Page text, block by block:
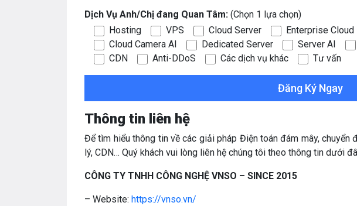
Dịch Vụ Anh/Chị đang Quan Tâm: (Chọn 1 lựa chọn)
Hosting
VPS Cloud Server Enterprise Cloud
Cloud Camera AI
Dedicated Server Server AI
CDN
Anti-DDoS Các dịch vụ khác Tư vấn
Thông tin liên hệ
Để tìm hiểu thông tin về các giải pháp Điện toán đám mây, chuyển
lý, CDN… Quý khách vui lòng liên hệ chúng tôi theo thông tin dưới
CÔNG TY TNHH CÔNG NGHỆ VNSO – SINCE 2015
– Website: https://vnso.vn/